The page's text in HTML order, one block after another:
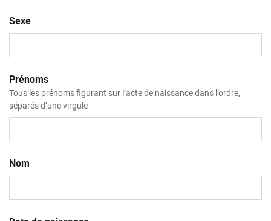
Sexe
Prénoms
Tous les prénoms figurant sur l’acte de naissance dans l’ordre,
séparés d’une virgule
Nom